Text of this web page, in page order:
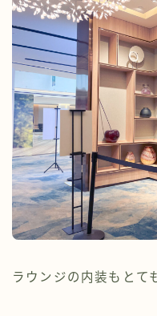
ラウンジの内装もとて